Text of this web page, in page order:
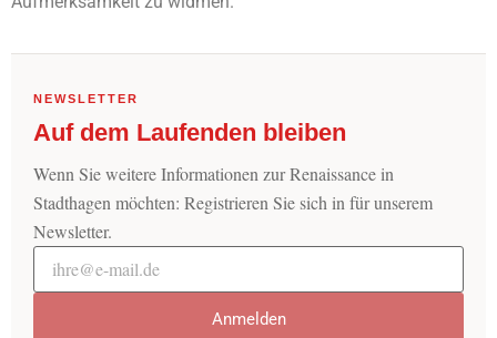
NEWSLETTER
Auf dem Laufenden bleiben
Wenn Sie weitere Informationen zur Renaissance in
Stadthagen möchten: Registrieren Sie sich in für unserem
Newsletter.
E-Mail-Adresse
Anmelden